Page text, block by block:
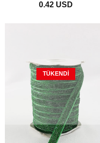
0.42 USD
TÜKENDI